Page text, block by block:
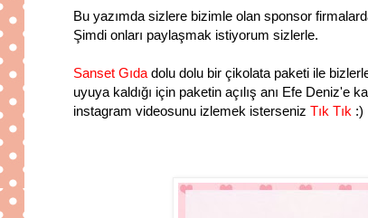
Bu yazımda sizlere bizimle olan sponsor
Şimdi onları paylaşmak istiyorum sizlerle.
Sanset Gıda dolu dolu bir çikolata paketi ile
uyuya kaldığı için paketin açılış anı Efe Deniz'e
instagram videosunu izlemek isterseniz Tık Tık :)